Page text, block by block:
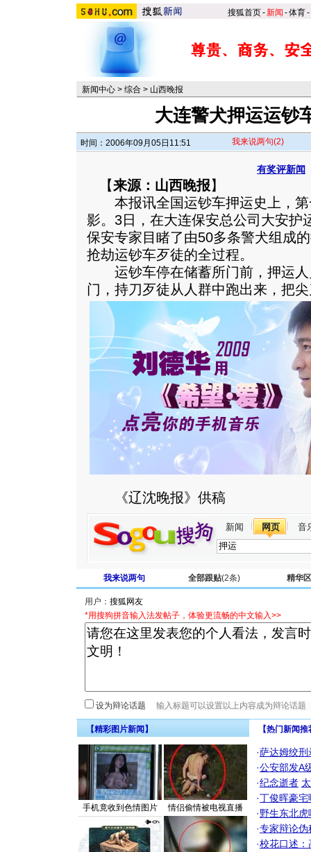
搜狐首页-新闻 -体育-
新闻中心 > 综合 > 山西晚报
大连警犬押运运钞
时间：2006年09月05日11:51 我来说两句(2)
有奖评新闻
【来源：山西晚报】
本报讯全国运钞车押运史上，第
影。3日，在大连保安总公司大安护
保安专家目睹了由50多条警犬组成
抢劫运钞车歹徒的全过程。
运钞车停在储蓄所门前，押运人
门，持刀歹徒从人群中跑出来，把
《辽沈晚报》供稿
新闻 网页 音
我来说两句 全部跟贴(2条) 精华区
用户：
*用搜狗拼音输入法发帖子，体验更流畅的中文输入>>
设为辩论话题
【精彩图片新闻】
手机竟收到色情图片 情侣偷情被电视直播
【热门新闻
·萨达姆绞刑
·公安部发A
·纪念逝者
·丁俊晖豪
·野生东北
·专家辩论伪
·校花口述：